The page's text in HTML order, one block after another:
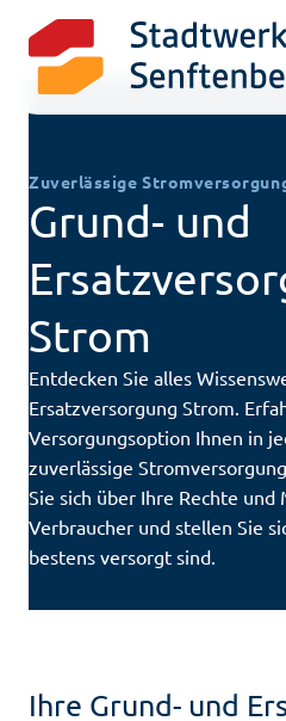
Grund- und
Strom
Zuverlässige
Entdecken Sie alles
Ersatzversorgung Strom.
Versorgungsoption Ihnen in
zuverlässige
Sie sich über Ihre Rechte und
Verbraucher und stellen Sie
bestens versorgt sind.
KI
Ihre Grund- und